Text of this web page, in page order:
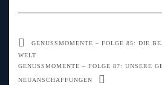
GENUSSMOMENTE – FOLGE 85: DIE
WELT
GENUSSMOMENTE – FOLGE 87: UNSERE
NEUANSCHAFFUNGEN